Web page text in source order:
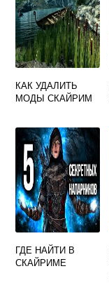
КАК УДАЛИТЬ
МОДЫ СКАЙРИМ
ГДЕ НАЙТИ В
СКАЙРИМЕ